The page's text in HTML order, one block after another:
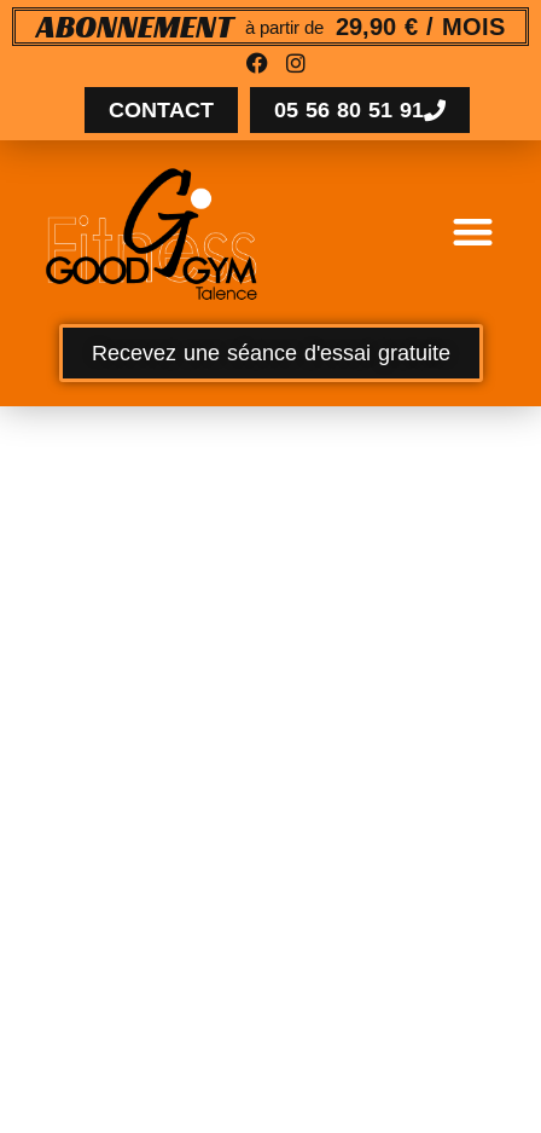
ABONNEMENT à partir de 29,90 € / MOIS
CONTACT 05 56 80 51 91
Recevez une séance d'essai gratuite